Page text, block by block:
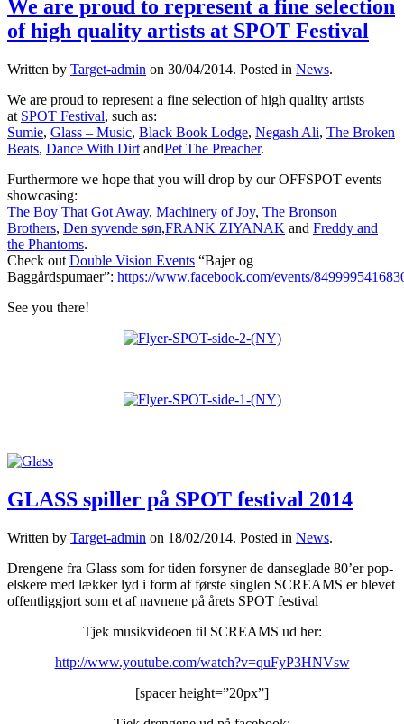
We are proud to represent a fine selection
of high quality artists at SPOT Festival
Written by Target-admin on 30/04/2014. Posted in News.
We are proud to represent a fine selection of high quality artists
at SPOT Festival, such as:
Sumie, Glass – Music, Black Book Lodge, Negash Ali, The Broken
Beats, Dance With Dirt andPet The Preacher.
Furthermore we hope that you will drop by our OFFSPOT events
showcasing:
The Boy That Got Away, Machinery of Joy, The Bronson
Brothers, Den syvende søn,FRANK ZIYANAK and Freddy and
the Phantoms.
Check out Double Vision Events “Bajer og
Baggårdspumaer”: https://www.facebook.com/events/
See you there!
GLASS spiller på SPOT festival 2014
Written by Target-admin on 18/02/2014. Posted in News.
Drengene fra Glass som for tiden forsyner de danseglade 80’er pop-
elskere med lækker lyd i form af første singlen SCREAMS er blevet
offentliggjort som et af navnene på årets SPOT festival
Tjek musikvideoen til SCREAMS ud her:
http://www.youtube.com/watch?v=quFyP3HNVsw
[spacer height=”20px”]